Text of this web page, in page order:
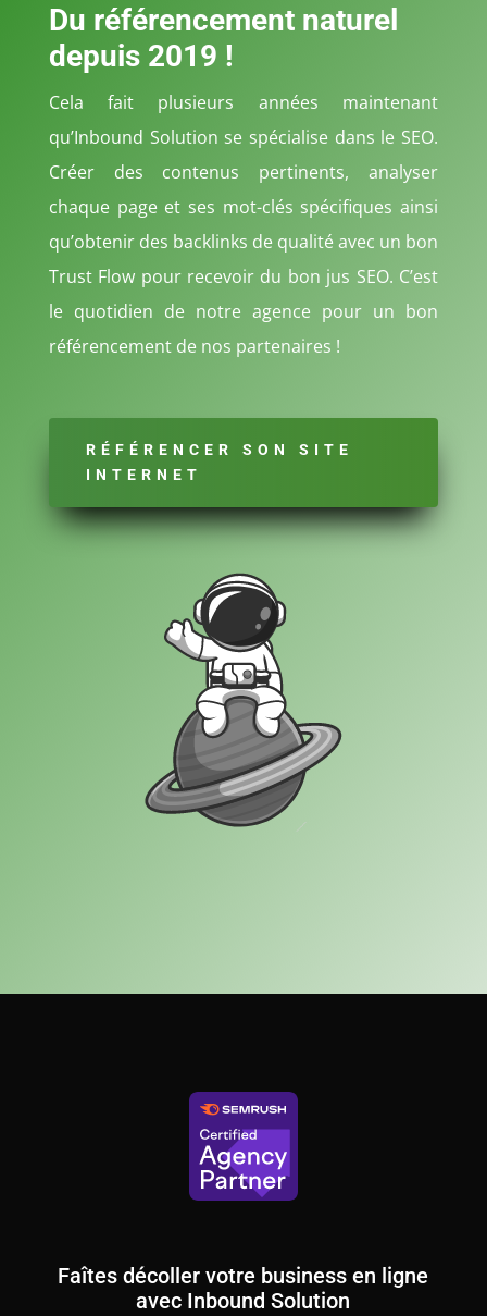
Du référencement naturel
depuis 2019 !
Cela fait plusieurs années maintenant
qu’Inbound Solution se spécialise dans le SEO.
Créer des contenus pertinents, analyser
chaque page et ses mot-clés spécifiques ainsi
qu’obtenir des backlinks de qualité avec un bon
Trust Flow pour recevoir du bon jus SEO. C’est
le quotidien de notre agence pour un bon
référencement de nos partenaires !
RÉFÉRENCER SON SITE
INTERNET
Faîtes décoller votre business en ligne
avec Inbound Solution